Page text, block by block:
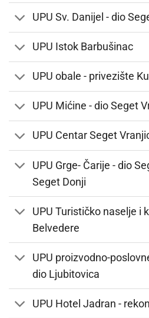
UPU Sv. Danijel - dio
UPU Istok Barbušinac
UPU obale - privezište
UPU Mićine - dio Seget
UPU Centar Seget
UPU Grge- Čarije - dio
Seget Donji
UPU Turističko naselje i
Belvedere
UPU proizvodno-
dio Ljubitovica
UPU Hotel Jadran -